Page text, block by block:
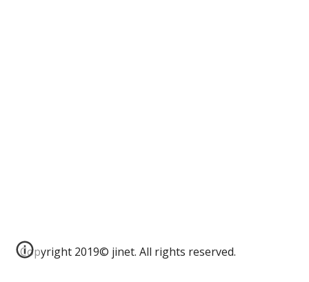
Copyright 2019© jinet. All rights reserved.